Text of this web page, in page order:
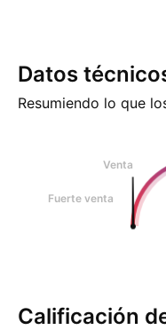
Datos
Resumiendo lo que
Venta
Fuerte venta
Calificación